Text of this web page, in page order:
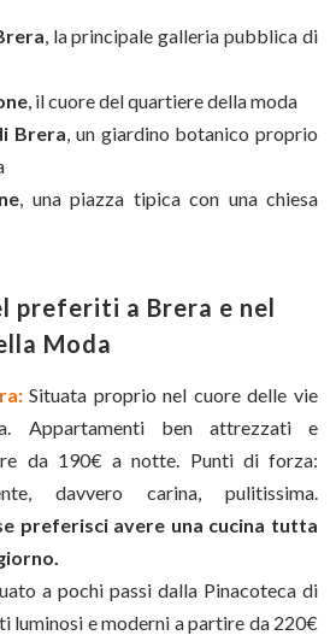
, la principale galleria pubblica di
, il cuore del quartiere della moda
Brera , un giardino botanico proprio
, una piazza tipica con una chiesa
preferiti a Brera e nel
Moda
Situata proprio nel cuore delle vie
Appartamenti ben attrezzati e
da 190€ a notte. Punti di forza:
davvero carina, pulitissima.
preferisci avere una cucina tutta
a pochi passi dalla Pinacoteca di
luminosi e moderni a partire da 220€